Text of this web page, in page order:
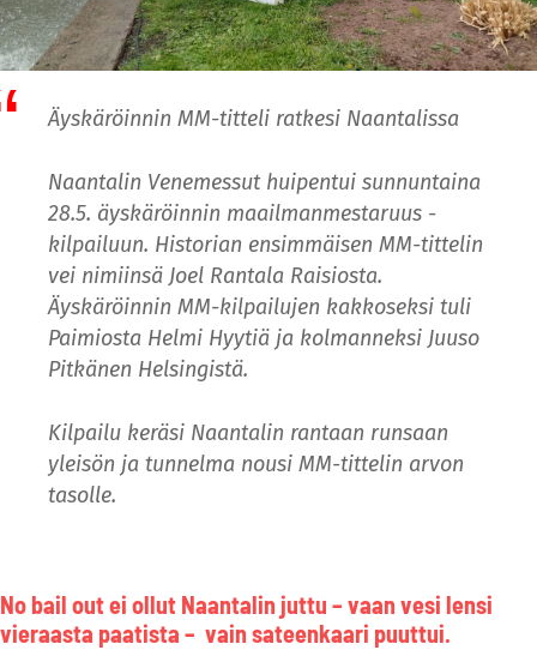
Äyskäröinnin MM-titteli ratkesi Naantalissa
Naantalin Venemessut huipentui sunnuntaina
28.5. äyskäröinnin maailmanmestaruus -
kilpailuun. Historian ensimmäisen MM-tittelin
vei nimiinsä Joel Rantala Raisiosta.
Äyskäröinnin MM-kilpailujen kakkoseksi tuli
Paimiosta Helmi Hyytiä ja kolmanneksi Juuso
Pitkänen Helsingistä.
Kilpailu keräsi Naantalin rantaan runsaan
yleisön ja tunnelma nousi MM-tittelin arvon
tasolle.
No bail out ei ollut Naantalin juttu – vaan vesi lensi
vieraasta paatista – vain sateenkaari puuttui.